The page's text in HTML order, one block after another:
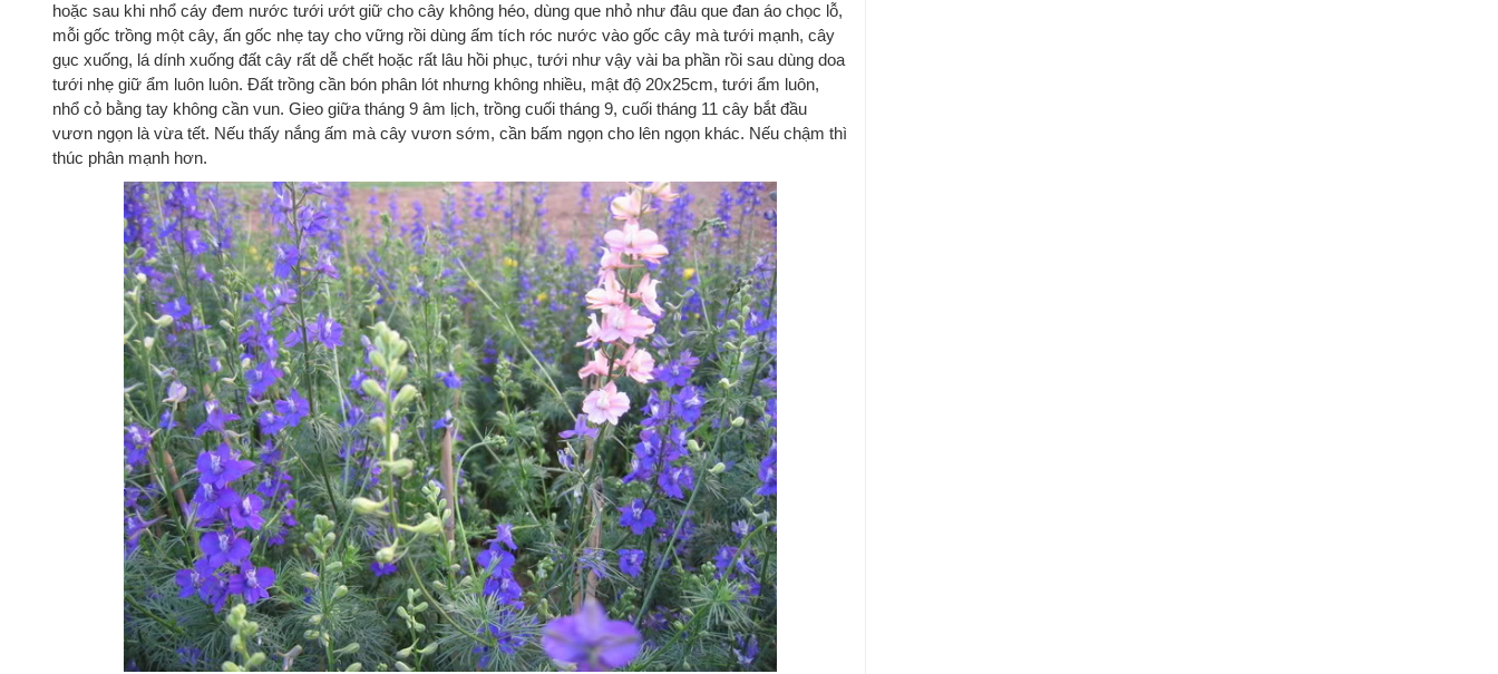
hoặc sau khi nhổ cáy đem nước tưới ướt giữ cho cây không héo, dùng que nhỏ như đâu que đan áo chọc lỗ,
mỗi gốc trồng một cây, ấn gốc nhẹ tay cho vững rồi dùng ấm tích róc nước vào gốc cây mà tưới mạnh, cây
gục xuống, lá dính xuống đất cây rất dễ chết hoặc rất lâu hồi phục, tưới như vậy vài ba phần rồi sau dùng doa
tưới nhẹ giữ ẩm luôn luôn. Đất trồng cần bón phân lót nhưng không nhiều, mật độ 20x25cm, tưới ẩm luôn,
nhổ cỏ bằng tay không cần vun. Gieo giữa tháng 9 âm lịch, trồng cuối tháng 9, cuối tháng 11 cây bắt đầu
vươn ngọn là vừa tết. Nếu thấy nắng ấm mà cây vươn sớm, cần bấm ngọn cho lên ngọn khác. Nếu chậm thì
thúc phân mạnh hơn.